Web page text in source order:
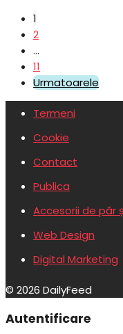
1
2
…
11
Urmatoarele
Termeni
Cookie
Contact
Publica
Accesorii de păr
Web Design
Digital Marketing
© 2026 DailyFeed
Autentificare